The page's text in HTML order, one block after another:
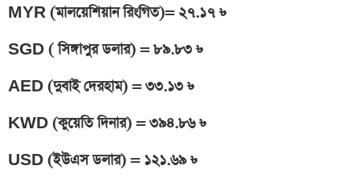
MYR (মালয়েশিয়ান রিংগিত)= ২৭.১৭ ৳
SGD ( সিঙ্গাপুর ডলার) = ৮৯.৮৩ ৳
AED (দুবাই দেরহাম) = ৩৩.১৩ ৳
KWD (কুয়েতি দিনার) = ৩৯৪.৮৬ ৳
USD (ইউএস ডলার) = ১২১.৬৯ ৳